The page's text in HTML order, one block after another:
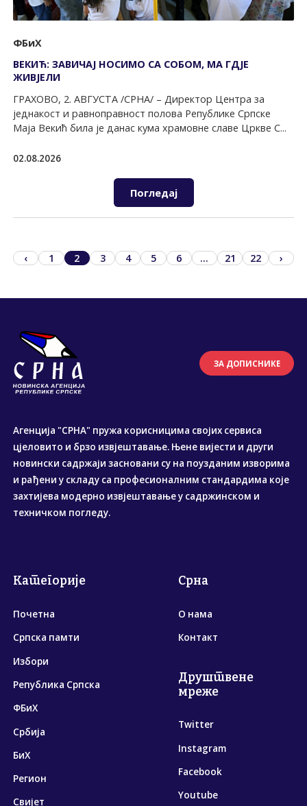
ФБиХ
ВЕКИЋ: ЗАВИЧАЈ НОСИМО СА СОБОМ, МА ГДЈЕ
ЖИВЈЕЛИ
ГРАХОВО, 2. АВГУСТА /СРНА/ – Директор Центра за
једнакост и равноправност полова Републике Српске
Маја Векић била је данас кума храмовне славе Цркве С...
02.08.2026
Погледај
‹ 1 2 3 4 5 6 ... 21 22 ›
ЗА ДОПИСНИКЕ
Агенција "СРНА" пружа корисницима својих сервиса
цјеловито и брзо извјештавање. Њене вијести и други
новински садржаји засновани су на поузданим изворима
и рађени у складу са професионалним стандардима које
захтијева модерно извјештавање у садржинском и
техничком погледу.
Категорије
Почетна
Српска памти
Избори
Република Српска
ФБиХ
Србија
БиХ
Регион
Свијет
Срна
О нама
Контакт
Друштвене
мреже
Twitter
Instagram
Facebook
Youtube